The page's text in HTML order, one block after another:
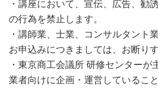
・講座において、宣伝、広告、勧
の行為を禁止します。
・講師業、士業、コンサルタント
お申込みにつきましては、お断り
・東京商工会議所 研修センターが
業者向けに企画・運営しているこ